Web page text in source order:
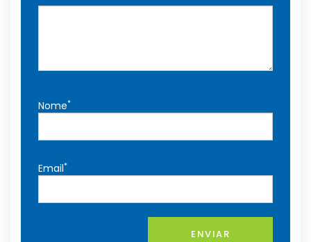
Nome*
Email*
ENVIAR